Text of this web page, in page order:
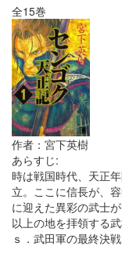
全15巻
作者：宮下英樹
あらすじ:
時は戦国時代、天正
立。ここに信長が、
に迎えた異彩の武士
以上の地を拝領する
ｓ．武田軍の最終決